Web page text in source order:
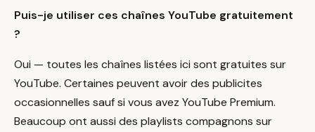
Puis-je utiliser ces chaînes YouTube gratuitement
?
Oui — toutes les chaînes listées ici sont gratuites sur
YouTube. Certaines peuvent avoir des publicites
occasionnelles sauf si vous avez YouTube Premium.
Beaucoup ont aussi des playlists compagnons sur